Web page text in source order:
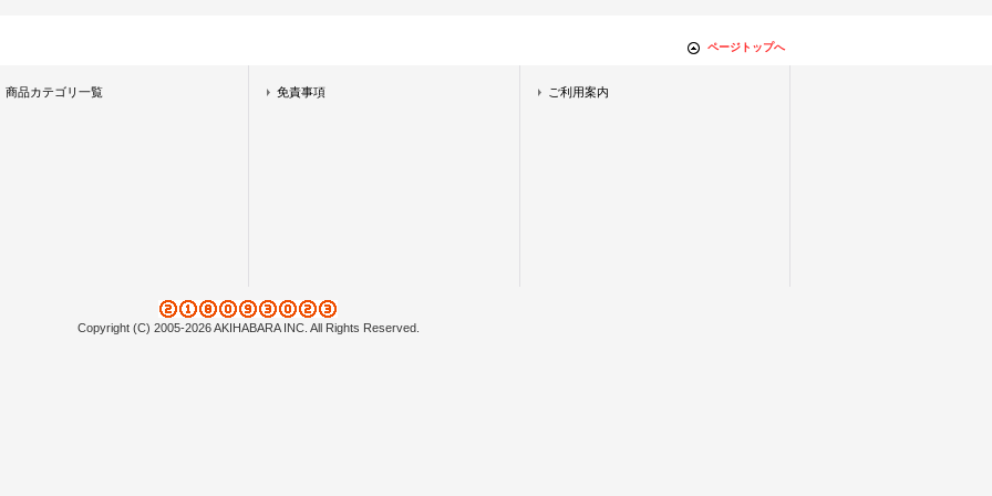
ページトップへ
商品カテゴリ一覧 免責事項 ご利用案内
Copyright (C) 2005-2026 AKIHABARA INC. All Rights Reserved.